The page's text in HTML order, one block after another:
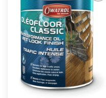
Wunschliste
hinzufügen